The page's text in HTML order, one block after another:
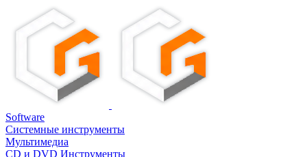
Software
Системные инструменты
Мультимедиа
CD и DVD Инструменты